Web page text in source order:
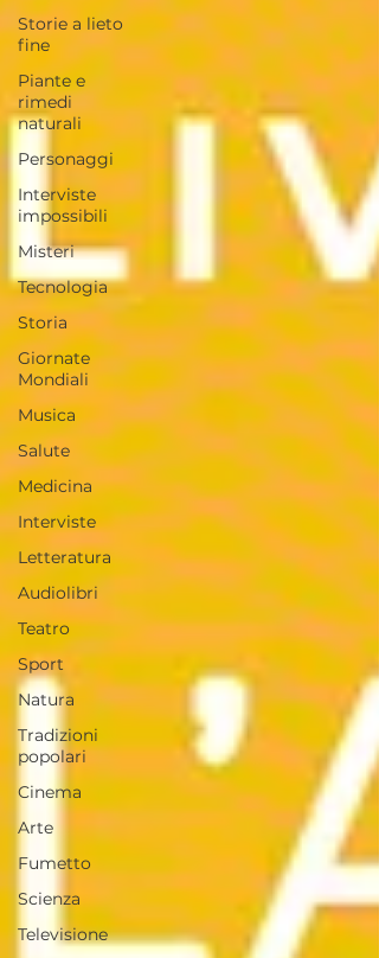
Storie a lieto
fine
Piante e
rimedi
naturali
Personaggi
Interviste
impossibili
Misteri
Tecnologia
Storia
Giornate
Mondiali
Musica
Salute
Medicina
Interviste
Letteratura
Audiolibri
Teatro
Sport
Natura
Tradizioni
popolari
Cinema
Arte
Fumetto
Scienza
Televisione